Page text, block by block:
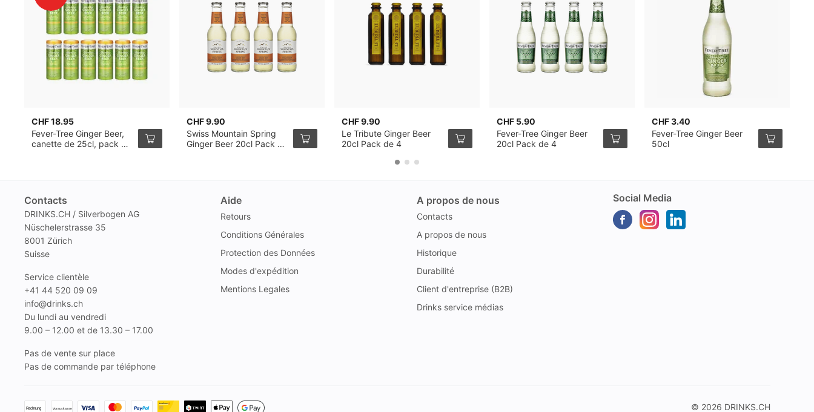
CHF 18.95
Fever-Tree Ginger Beer,
canette de 25cl, pack de
CHF 9.90
Swiss Mountain Spring
Ginger Beer 20cl Pack de
CHF 9.90
Le Tribute Ginger Beer
20cl Pack de 4
CHF 5.90
Fever-Tree Ginger Beer
20cl Pack de 4
CHF 3.40
Fever-Tree Ginger Beer
50cl
Contacts
DRINKS.CH / Silverbogen AG
Nüschelerstrasse 35
8001 Zürich
Suisse
Service clientèle
+41 44 520 09 09
info@drinks.ch
Du lundi au vendredi
9.00 – 12.00 et de 13.30 – 17.00
Pas de vente sur place
Pas de commande par téléphone
Aide
Retours
Conditions Générales
Protection des Données
Modes d'expédition
Mentions Legales
A propos de nous
Contacts
A propos de nous
Historique
Durabilité
Client d'entreprise (B2B)
Drinks service médias
Social Media
© 2026 DRINKS.CH